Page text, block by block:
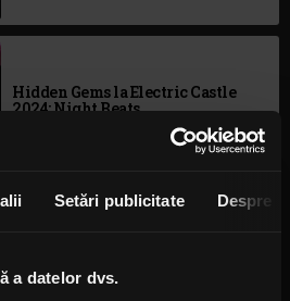
Setări publicitate Despre
a datelor dvs.
Hidden Gems la Electric Castle
2024: Night Beats
2024: Iguana Death Cult
LUNI, 17 IUNIE 2024